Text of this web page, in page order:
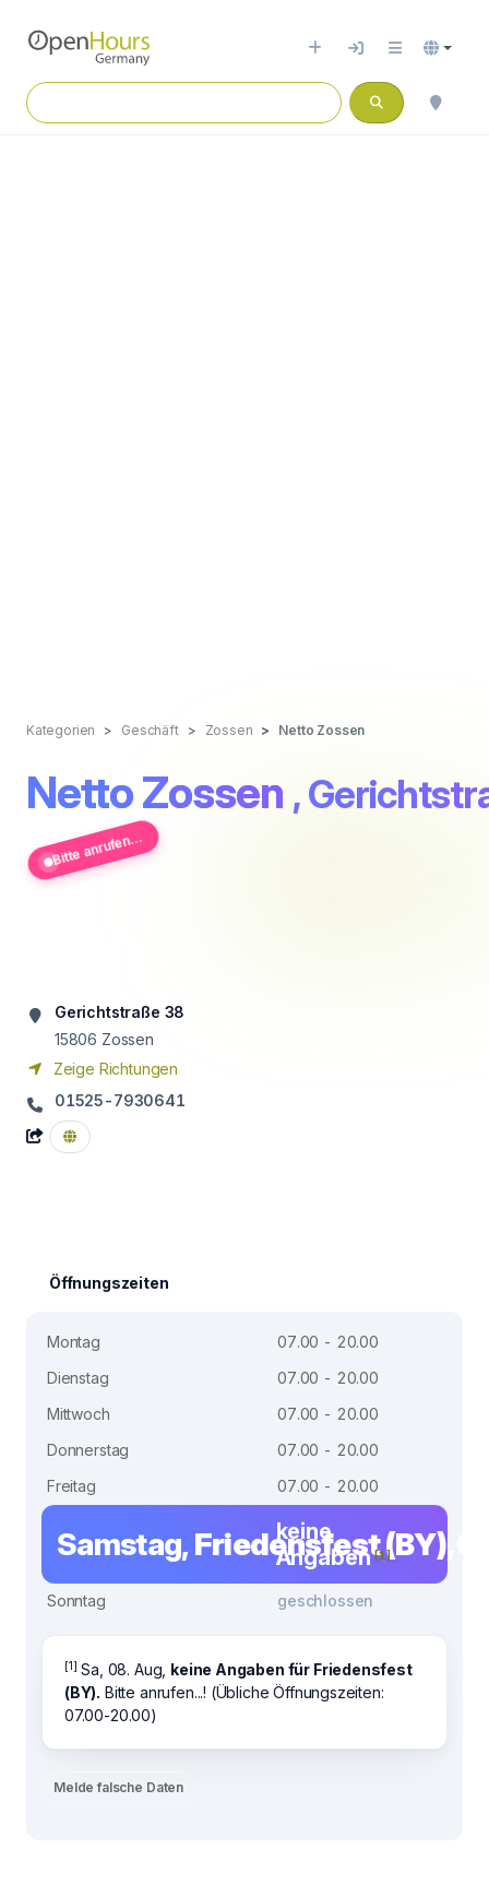
Kategorien Geschäft Zossen Netto Zossen
Netto Zossen ,
Bitte anrufen...
Gerichtstraße 38
15806 Zossen
Zeige Richtungen
01525-7930641
Öffnungszeiten
Montag
07.00 - 20.00
Dienstag
07.00 - 20.00
Mittwoch
07.00 - 20.00
Donnerstag
07.00 - 20.00
Freitag
07.00 - 20.00
Samstag,Friedensfest (BY),
keine
Angaben [1]
Sonntag geschlossen
[1] Sa, 08. Aug, keine Angaben für Friedensfest
(BY). Bitte anrufen...! (Übliche Öffnungszeiten:
07.00-20.00)
Melde falsche Daten